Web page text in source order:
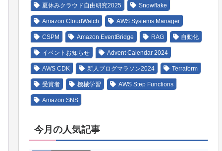
夏休みクラウド自由研究2025 Snowflake
Amazon CloudWatch AWS Systems Manager
CSPM Amazon EventBridge RAG 自動化
イベントお知らせ Advent Calendar 2024
AWS CDK 新人ブログマラソン2024 Terraform
受賞者 機械学習 AWS Step Functions
Amazon SNS
今月の人気記事